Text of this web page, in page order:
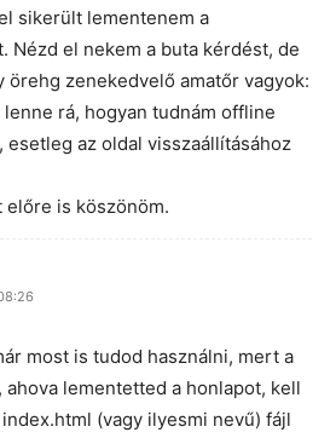
sikerült lementenem a
Nézd el nekem a buta kérdést, de
örehg zenekedvelő amatőr vagyok:
lenne rá, hogyan tudnám offline
esetleg az oldal visszaállításához
előre is köszönöm.
most is tudod használni, mert a
ahova lementetted a honlapot, kell
(vagy ilyesmi nevű) fájl